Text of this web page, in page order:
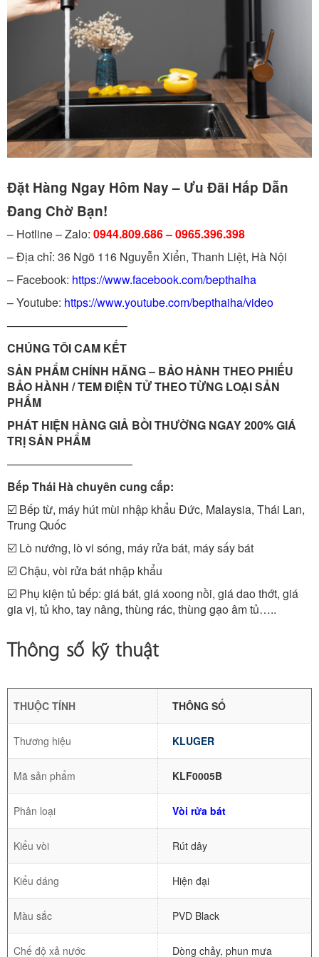
Đặt Hàng Ngay Hôm Nay – Ưu Đãi Hấp Dẫn
Đang Chờ Bạn!
– Hotline – Zalo: 0944.809.686 – 0965.396.398
– Địa chỉ: 36 Ngõ 116 Nguyễn Xiển, Thanh Liệt, Hà Nội
– Facebook: https://www.facebook.com/bepthaiha
– Youtube: https://www.youtube.com/bepthaiha/video
——————————–
CHÚNG TÔI CAM KẾT
SẢN PHẨM CHÍNH HÃNG – BẢO HÀNH THEO PHIẾU
BẢO HÀNH / TEM ĐIỆN TỬ THEO TỪNG LOẠI SẢN
PHẨM
PHÁT HIỆN HÀNG GIẢ BỒI THƯỜNG NGAY 200% GIÁ
TRỊ SẢN PHẨM
———————————
Bếp Thái Hà chuyên cung cấp:
☑️ Bếp từ, máy hút mùi nhập khẩu Đức, Malaysia, Thái Lan,
Trung Quốc
☑️ Lò nướng, lò vi sóng, máy rửa bát, máy sấy bát
☑️ Chậu, vòi rửa bát nhập khẩu
☑️ Phụ kiện tủ bếp: giá bát, giá xoong nồi, giá dao thớt, giá
gia vị, tủ kho, tay nâng, thùng rác, thùng gạo âm tủ…..
Thông số kỹ thuật
THUỘC TÍNH THÔNG SỐ
Thương hiệu KLUGER
Mã sản phẩm KLF0005B
Phân loại Vòi rửa bát
Kiểu vòi Rút dây
Kiểu dáng Hiện đại
Màu sắc PVD Black
Chế độ xả nước Dòng chảy, phun mưa